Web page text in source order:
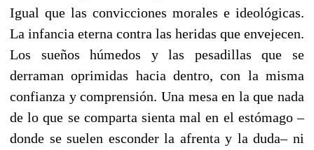
Igual que las convicciones morales e ideológicas.
La infancia eterna contra las heridas que envejecen.
Los sueños húmedos y las pesadillas que se
derraman oprimidas hacia dentro, con la misma
confianza y comprensión. Una mesa en la que nada
de lo que se comparta sienta mal en el estómago –
donde se suelen esconder la afrenta y la duda– ni